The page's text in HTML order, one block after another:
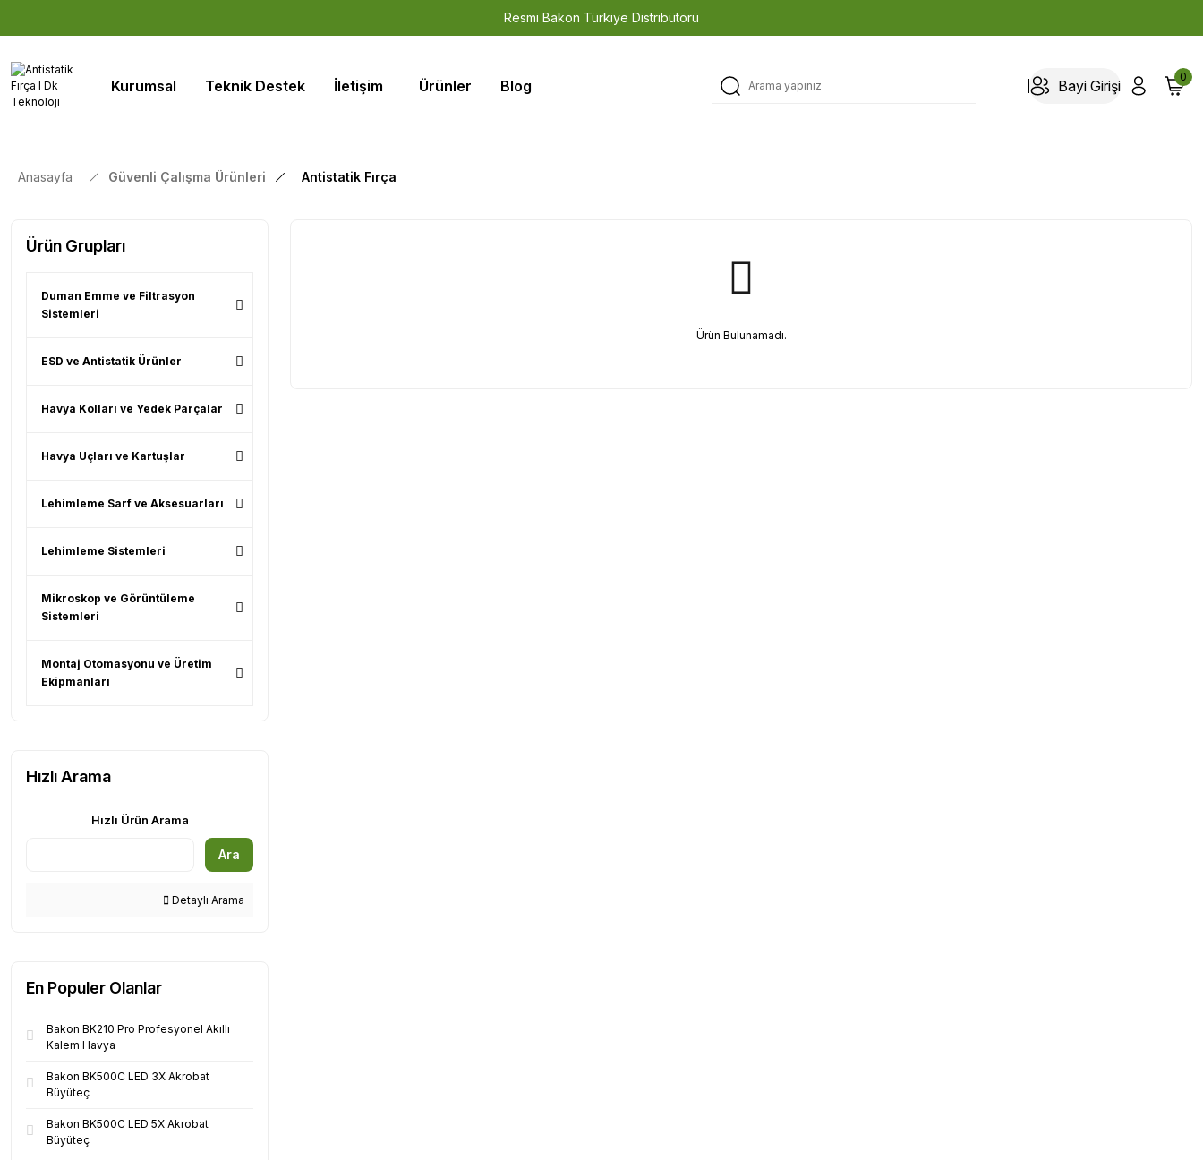
Resmi Bakon Türkiye Distribütörü
Türkiye Stoku • Hızlı Sevkiyat • Güvenilir Tedarik
Kurumsal Teknik Destek İletişim Ürünler Blog Bayi Girişi
0
Anasayfa Güvenli Çalışma Ürünleri Antistatik Fırça
Ürün Grupları
Duman Emme ve Filtrasyon
Sistemleri
ESD ve Antistatik Ürünler
Havya Kolları ve Yedek Parçalar
Havya Uçları ve Kartuşlar
Lehimleme Sarf ve Aksesuarları
Lehimleme Sistemleri
Mikroskop ve Görüntüleme
Sistemleri
Montaj Otomasyonu ve Üretim
Ekipmanları
Hızlı Arama
Hızlı Ürün Arama
Ara
Detaylı Arama
En Populer Olanlar
Bakon BK210 Pro Profesyonel Akıllı
Kalem Havya
Bakon BK500C LED 3X Akrobat
Büyüteç
Bakon BK500C LED 5X Akrobat
Büyüteç
Ürün Bulunamadı.